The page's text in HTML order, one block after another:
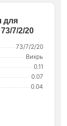
для
7/2/20
73/7/2/20
Вихрь
0.11
0.07
0.04